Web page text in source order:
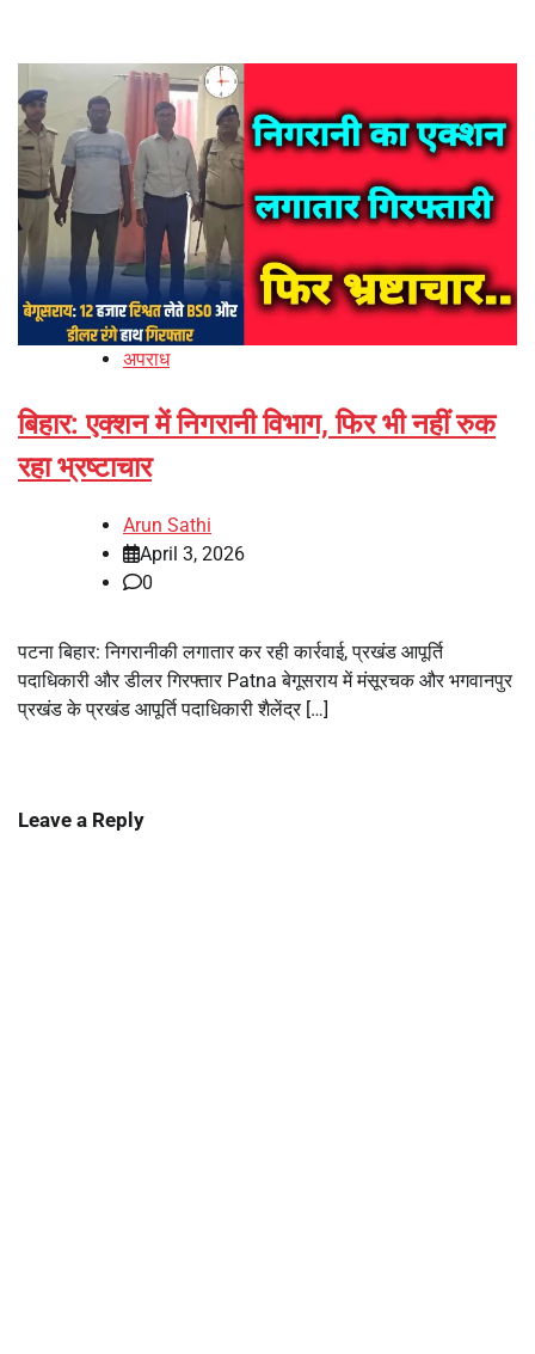
अपराध
बिहार: एक्शन में निगरानी विभाग, फिर भी नहीं रुक
रहा भ्रष्टाचार
Arun Sathi
April 3, 2026
0
पटना बिहार: निगरानीकी लगातार कर रही कार्रवाई, प्रखंड आपूर्ति
पदाधिकारी और डीलर गिरफ्तार Patna बेगूसराय में मंसूरचक और भगवानपुर
प्रखंड के प्रखंड आपूर्ति पदाधिकारी शैलेंद्र […]
Leave a Reply